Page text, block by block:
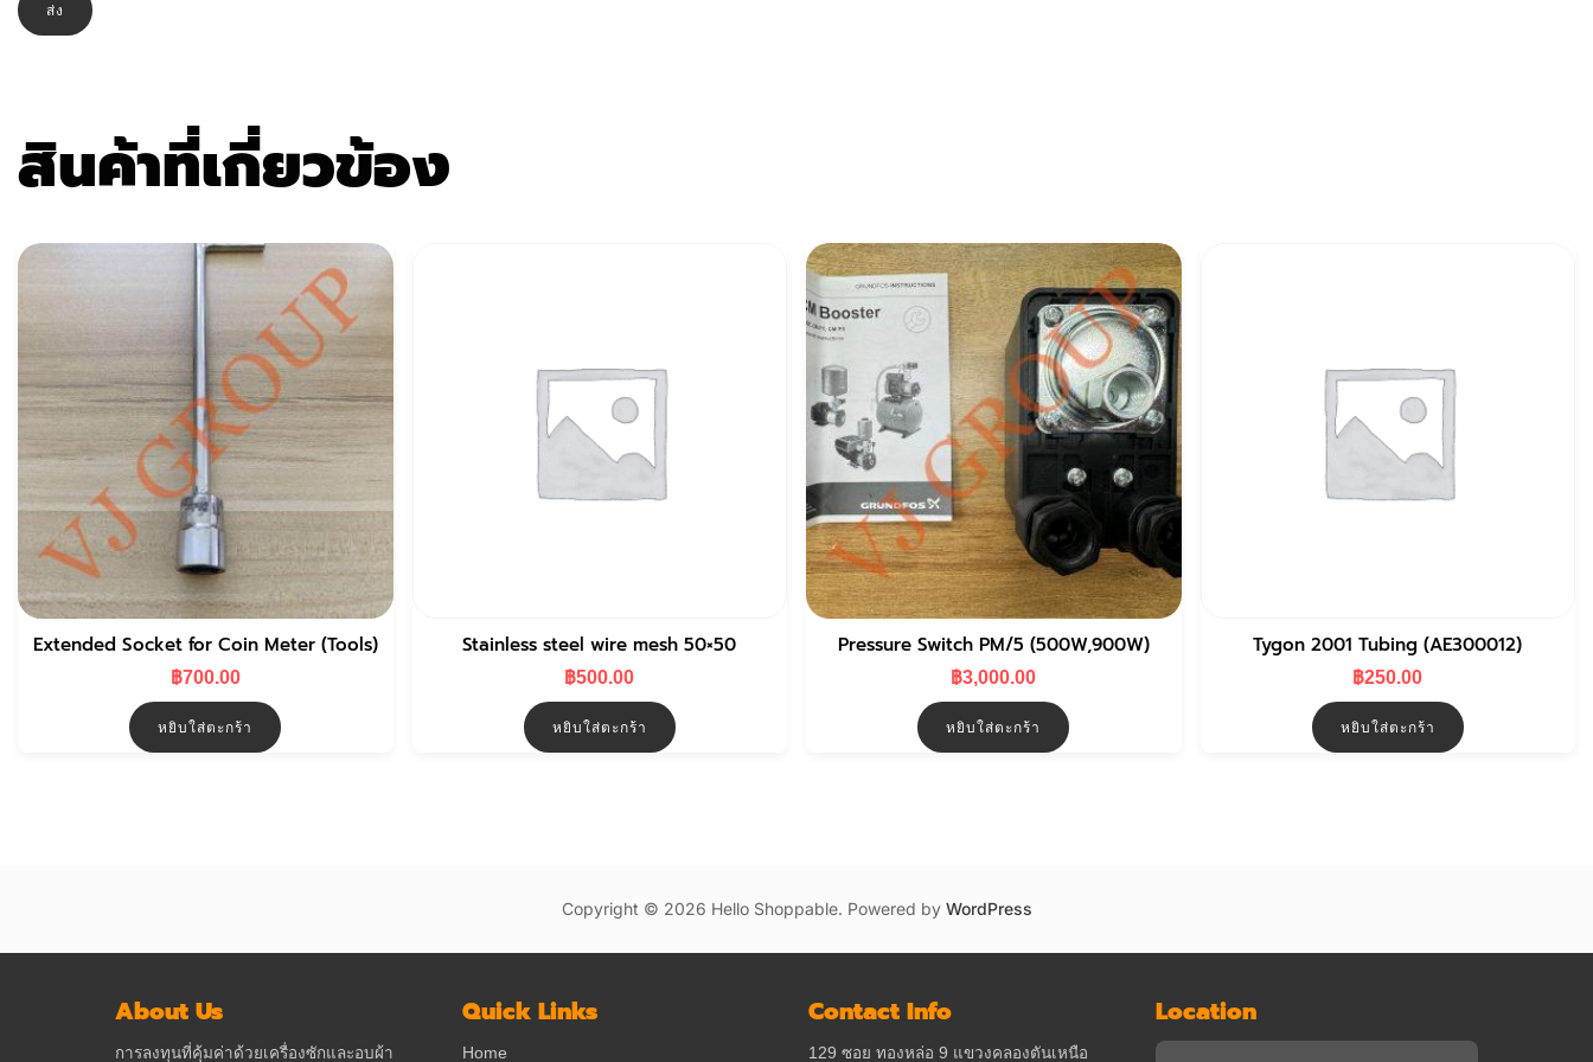
สินค้าที่เกี่ยวข้อง
Extended Socket for Coin Meter (Tools)
฿700.00
หยิบใส่ตะกร้า
Stainless steel wire mesh 50×50
฿500.00
หยิบใส่ตะกร้า
Pressure Switch PM/5 (500W,900W)
฿3,000.00
หยิบใส่ตะกร้า
Tygon 2001 Tubing (AE300012)
฿250.00
หยิบใส่ตะกร้า
Copyright © 2026 Hello Shoppable. Powered by WordPress
About Us
การลงทุนที่คุ้มค่าด้วยเครื่องซักและอบผ้า
Quick Links
Home
Contact Info
129 ซอย ทองหล่อ 9 แขวงคลองตันเหนือ
Location